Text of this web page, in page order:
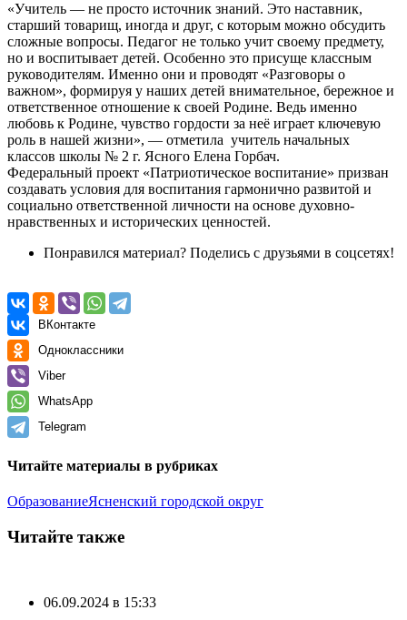
«Учитель — не просто источник знаний. Это наставник,
старший товарищ, иногда и друг, с которым можно обсудить
сложные вопросы. Педагог не только учит своему предмету,
но и воспитывает детей. Особенно это присуще классным
руководителям. Именно они и проводят «Разговоры о
важном», формируя у наших детей внимательное, бережное и
ответственное отношение к своей Родине. Ведь именно
любовь к Родине, чувство гордости за неё играет ключевую
роль в нашей жизни», — отметила учитель начальных
классов школы № 2 г. Ясного Елена Горбач.
Федеральный проект «Патриотическое воспитание» призван
создавать условия для воспитания гармонично развитой и
социально ответственной личности на основе духовно-
нравственных и исторических ценностей.
Понравился материал? Поделись с друзьями в соцсетях!
ВКонтакте
Одноклассники
Viber
WhatsApp
Telegram
Читайте материалы в рубриках
ОбразованиеЯсненский городской округ
Читайте также
06.09.2024 в 15:33